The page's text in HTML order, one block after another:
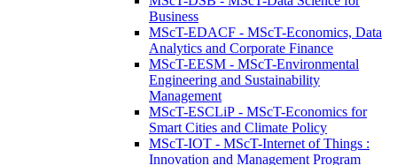
Business
MScT-EDACF - MScT-Economics, Data
Analytics and Corporate Finance
MScT-EESM - MScT-Environmental
Engineering and Sustainability
Management
MScT-ESCLiP - MScT-Economics for
Smart Cities and Climate Policy
MScT-IOT - MScT-Internet of Things :
Innovation and Management Program